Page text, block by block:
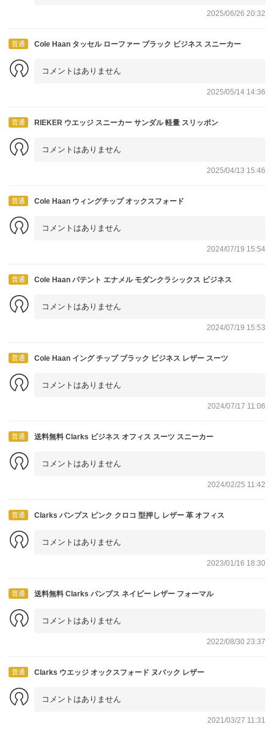
2025/06/26 20:32
普通 Cole Haan タッセル ローファー ブラック ビジネス スニーカー
コメントはありません
2025/05/14 14:36
普通 RIEKER ウエッジ スニーカー サンダル 軽量 スリッポン
コメントはありません
2025/04/13 15:46
普通 Cole Haan ウィングチップ オックスフォード
コメントはありません
2024/07/19 15:54
普通 Cole Haan パテント エナメル モダンクラシックス ビジネス
コメントはありません
2024/07/19 15:53
普通 Cole Haan イング チップ ブラック ビジネス レザー スーツ
コメントはありません
2024/07/17 11:06
普通 送料無料 Clarks ビジネス オフィス スーツ スニーカー
コメントはありません
2024/02/25 11:42
普通 Clarks パンプス ピンク クロコ 型押し レザー 革 オフィス
コメントはありません
2023/01/16 18:30
普通 送料無料 Clarks パンプス ネイビー レザー フォーマル
コメントはありません
2022/08/30 23:37
普通 Clarks ウエッジ オックスフォード ヌバック レザー
コメントはありません
2021/03/27 11:31